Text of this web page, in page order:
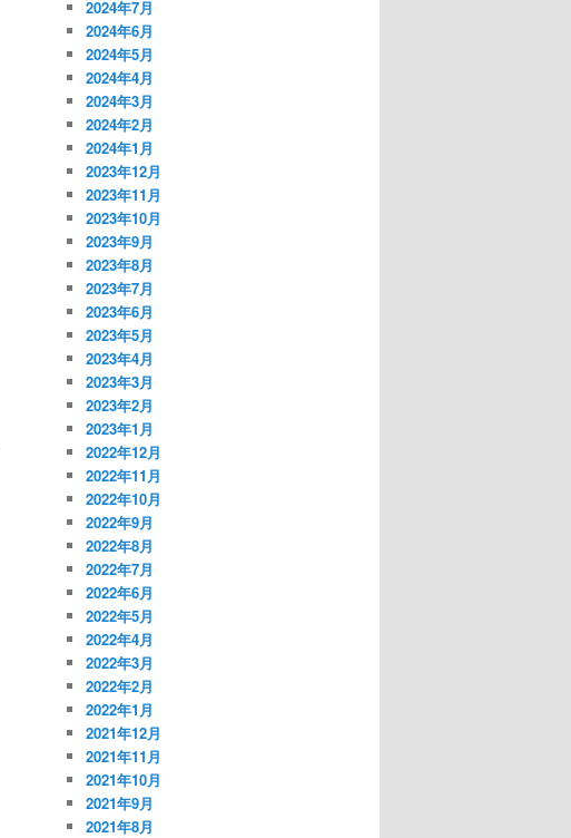
2024年7月
2024年6月
2024年5月
2024年4月
2024年3月
2024年2月
2024年1月
2023年12月
2023年11月
2023年10月
2023年9月
2023年8月
2023年7月
2023年6月
2023年5月
2023年4月
2023年3月
2023年2月
2023年1月
2022年12月
2022年11月
2022年10月
2022年9月
2022年8月
2022年7月
2022年6月
2022年5月
2022年4月
2022年3月
2022年2月
2022年1月
2021年12月
2021年11月
2021年10月
2021年9月
2021年8月